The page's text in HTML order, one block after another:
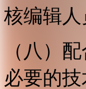
核编辑人
（八）
必要的